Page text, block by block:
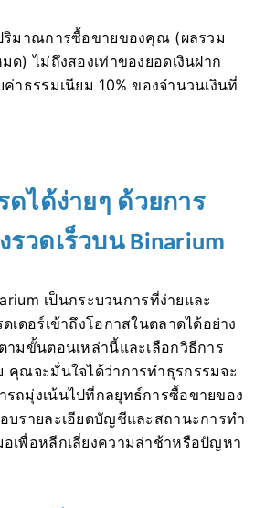
ริมาณการซื้อขายของคุณ (ผลรวม
ด) ไม่ถึงสองเท่าของยอดเงินฝาก
าธรรมเนียม 10% ของจำนวนเงินที่
ดได้ง่ายๆ ด้วยการ
รวดเร็วบน Binarium
เป็นกระบวนการที่ง่ายและ
เดอร์เข้าถึงโอกาสในตลาดได้อย่าง
ามขั้นตอนเหล่านี้และเลือกวิธีการ
คุณจะมั่นใจได้ว่าการทำธุรกรรมจะ
ถมุ่งเน้นไปที่กลยุทธ์การซื้อขายของ
บรายละเอียดบัญชีและสถานะการทำ
เพื่อหลีกเลี่ยงความล่าช้าหรือปัญหา